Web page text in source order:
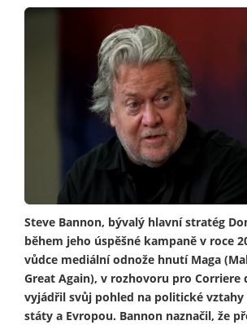
Steve Bannon, bývalý hlavní stratég
během jeho úspěšné kampaně v roce
vůdce mediální odnože hnutí Maga
Great Again), v rozhovoru pro Corriere
vyjádřil svůj pohled na politické vztahy
státy a Evropou. Bannon naznačil, že